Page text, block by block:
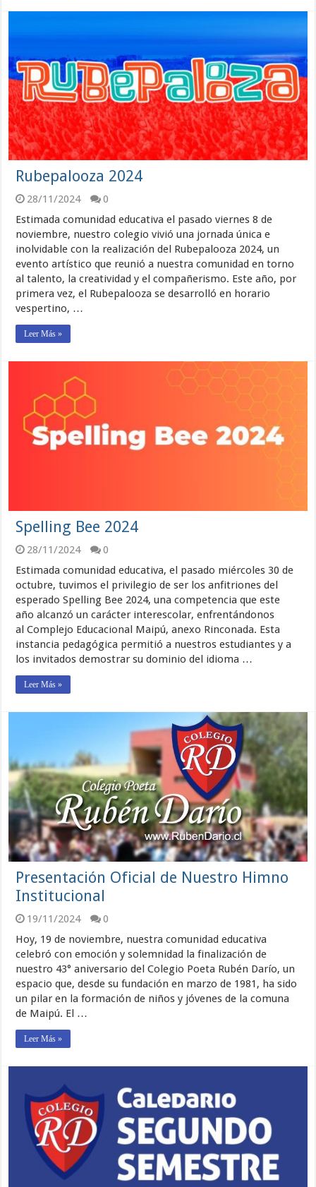
Rubepalooza 2024
28/11/2024
0
Estimada comunidad educativa el pasado viernes 8 de
noviembre, nuestro colegio vivió una jornada única e
inolvidable con la realización del Rubepalooza 2024, un
evento artístico que reunió a nuestra comunidad en torno
al talento, la creatividad y el compañerismo. Este año, por
primera vez, el Rubepalooza se desarrolló en horario
vespertino, …
Leer Más »
Spelling Bee 2024
28/11/2024
0
Estimada comunidad educativa, el pasado miércoles 30 de
octubre, tuvimos el privilegio de ser los anfitriones del
esperado Spelling Bee 2024, una competencia que este
año alcanzó un carácter interescolar, enfrentándonos
al Complejo Educacional Maipú, anexo Rinconada. Esta
instancia pedagógica permitió a nuestros estudiantes y a
los invitados demostrar su dominio del idioma …
Leer Más »
Presentación Oficial de Nuestro Himno
Institucional
19/11/2024
0
Hoy, 19 de noviembre, nuestra comunidad educativa
celebró con emoción y solemnidad la finalización de
nuestro 43° aniversario del Colegio Poeta Rubén Darío, un
espacio que, desde su fundación en marzo de 1981, ha sido
un pilar en la formación de niños y jóvenes de la comuna
de Maipú. El …
Leer Más »